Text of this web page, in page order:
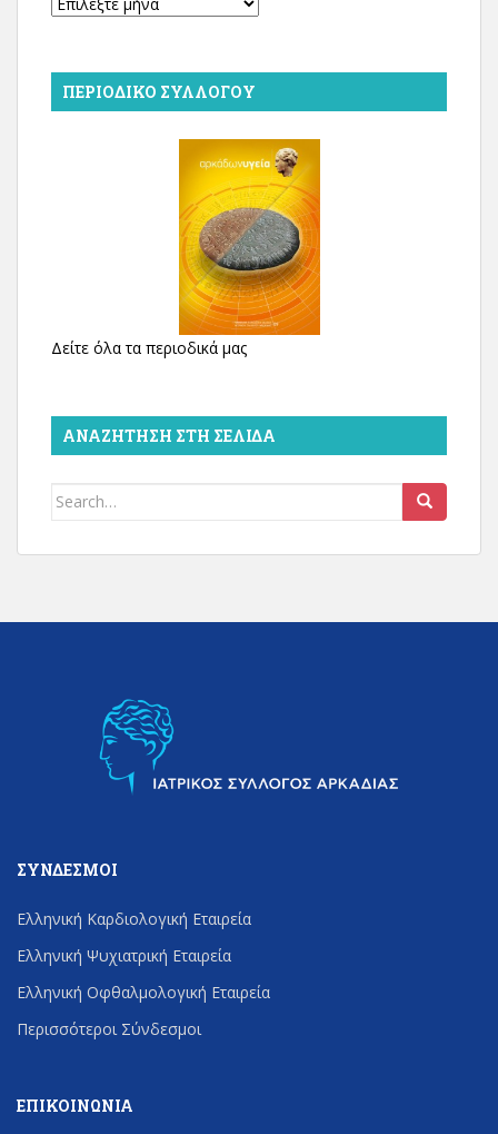
ΠΕΡΙΟΔΙΚΌ ΣΥΛΛΌΓΟΥ
Δείτε όλα τα περιοδικά μας
ΑΝΑΖΉΤΗΣΗ ΣΤΗ ΣΕΛΊΔΑ
Search
ΣΎΝΔΕΣΜΟΙ
Ελληνική Καρδιολογική Εταιρεία
Ελληνική Ψυχιατρική Εταιρεία
Ελληνική Οφθαλμολογική Εταιρεία
Περισσότεροι Σύνδεσμοι
ΕΠΙΚΟΙΝΩΝΊΑ